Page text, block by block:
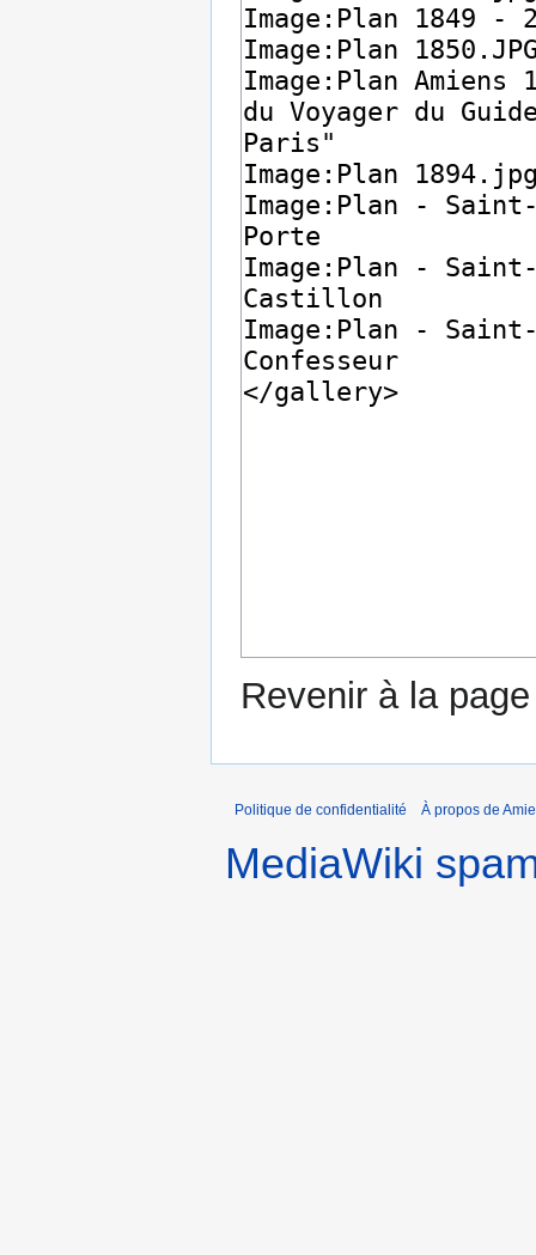
Revenir à la
Politique de confidentialité À propos de
MediaWiki